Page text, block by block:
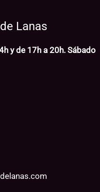
Lanas
y de 17h a 20h. Sábado